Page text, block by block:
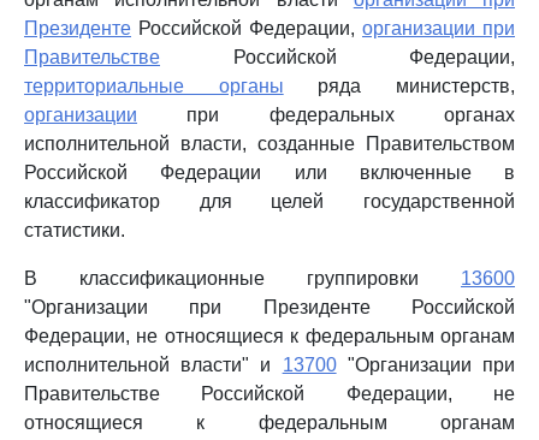
Президенте Российской Федерации, организации при
Правительстве Российской Федерации,
территориальные органы ряда министерств,
организации при федеральных органах
исполнительной власти, созданные Правительством
Российской Федерации или включенные в
классификатор для целей государственной
статистики.
В классификационные группировки 13600
"Организации при Президенте Российской
Федерации, не относящиеся к федеральным органам
исполнительной власти" и 13700"Организации при
Правительстве Российской Федерации, не
относящиеся к федеральным органам